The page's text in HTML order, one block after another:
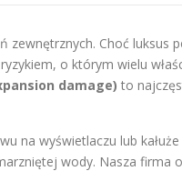
Choć luksus
o którym wielu
damage) to
na wyświetlaczu lub
wody. Nasza firma